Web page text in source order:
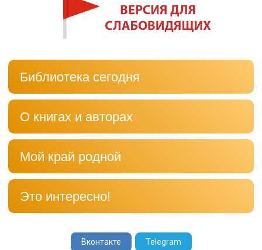
Библиотека сегодня
О книгах и авторах
Мой край родной
Это интересно!
Вконтакте Telegram